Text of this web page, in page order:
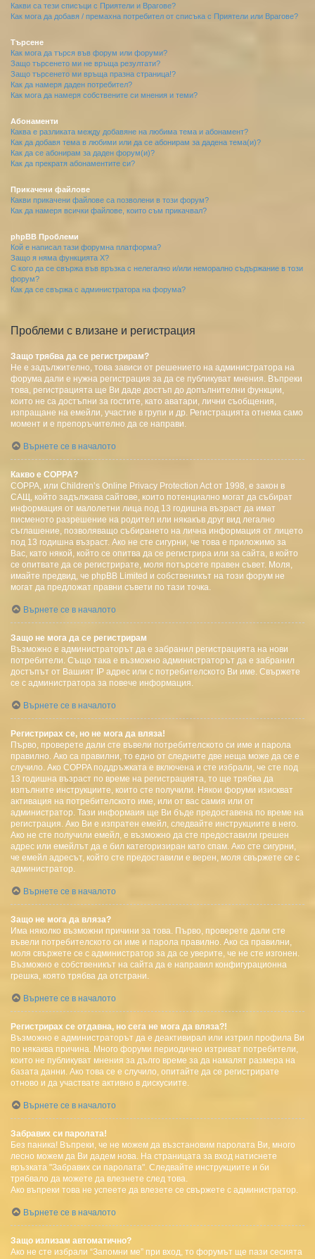
Какви са тези списъци с Приятели и Врагове?
Как мога да добавя / премахна потребител от списъка с Приятели или Врагове?
Търсене
Как мога да търся във форум или форуми?
Защо търсенето ми не връща резултати?
Защо търсенето ми връща празна страница!?
Как да намеря даден потребител?
Как мога да намеря собствените си мнения и теми?
Абонаменти
Каква е разликата между добавяне на любима тема и абонамент?
Как да добавя тема в любими или да се абонирам за дадена тема(и)?
Как да се абонирам за даден форум(и)?
Как да прекратя абонаментите си?
Прикачени файлове
Какви прикачени файлове са позволени в този форум?
Как да намеря всички файлове, които съм прикачвал?
phpBB Проблеми
Кой е написал тази форумна платформа?
Защо я няма функцията X?
С кого да се свържа във връзка с нелегално и/или неморално съдържание в този
форум?
Как да се свържа с администратора на форума?
Проблеми с влизане и регистрация
Защо трябва да се регистрирам?
Не е задължително, това зависи от решението на администратора на
форума дали е нужна регистрация за да се публикуват мнения. Въпреки
това, регистрацията ще Ви даде достъп до допълнителни функции,
които не са достъпни за гостите, като аватари, лични съобщения,
изпращане на емейли, участие в групи и др. Регистрацията отнема само
момент и е препоръчително да се направи.
Върнете се в началото
Какво е COPPA?
COPPA, или Children’s Online Privacy Protection Act от 1998, е закон в
САЩ, който задължава сайтове, които потенциално могат да събират
информация от малолетни лица под 13 годишна възраст да имат
писменото разрешение на родител или някакъв друг вид легално
съглашение, позволяващо събирането на лична информация от лицето
под 13 годишна възраст. Ако не сте сигурни, че това е приложимо за
Вас, като някой, който се опитва да се регистрира или за сайта, в който
се опитвате да се регистрирате, моля потърсете правен съвет. Моля,
имайте предвид, че phpBB Limited и собственикът на този форум не
могат да предложат правни съвети по тази точка.
Върнете се в началото
Защо не мога да се регистрирам
Възможно е администраторът да е забранил регистрацията на нови
потребители. Също така е възможно администраторът да е забранил
достъпът от Вашият IP адрес или с потребителското Ви име. Свържете
се с администратора за повече информация.
Върнете се в началото
Регистрирах се, но не мога да вляза!
Първо, проверете дали сте въвели потребителското си име и парола
правилно. Ако са правилни, то едно от следните две неща може да се е
случило. Ако COPPA поддръжката е включена и сте избрали, че сте под
13 годишна възраст по време на регистрацията, то ще трябва да
изпълните инструкциите, които сте получили. Някои форуми изискват
активация на потребителското име, или от вас самия или от
администратор. Тази информаия ще Ви бъде предоставена по време на
регистрация. Ако Ви е изпратен емейл, следвайте инструкциите в него.
Ако не сте получили емейл, е възможно да сте предоставили грешен
адрес или емейлът да е бил категоризиран като спам. Ако сте сигурни,
че емейл адресът, който сте предоставили е верен, моля свържете се с
администратор.
Върнете се в началото
Защо не мога да вляза?
Има няколко възможни причини за това. Първо, проверете дали сте
въвели потребителското си име и парола правилно. Ако са правилни,
моля свържете се с администратор за да се уверите, че не сте изгонен.
Възможно е собственикът на сайта да е направил конфигурационна
грешка, която трябва да отстрани.
Върнете се в началото
Регистрирах се отдавна, но сега не мога да вляза?!
Възможно е администраторът да е деактивирал или изтрил профила Ви
по някаква причина. Много форуми периодично изтриват потребители,
които не публикуват мнения за дълго време за да намалят размера на
базата данни. Ако това се е случило, опитайте да се регистрирате
отново и да участвате активно в дискусиите.
Върнете се в началото
Забравих си паролата!
Без паника! Въпреки, че не можем да възстановим паролата Ви, много
лесно можем да Ви дадем нова. На страницата за вход натиснете
връзката "Забравих си паролата". Следвайте инструкциите и би
трябвало да можете да влезнете след това.
Ако въпреки това не успеете да влезете се свържете с администратор.
Върнете се в началото
Защо излизам автоматично?
Ако не сте избрали “Запомни ме” при вход, то форумът ще пази сесията